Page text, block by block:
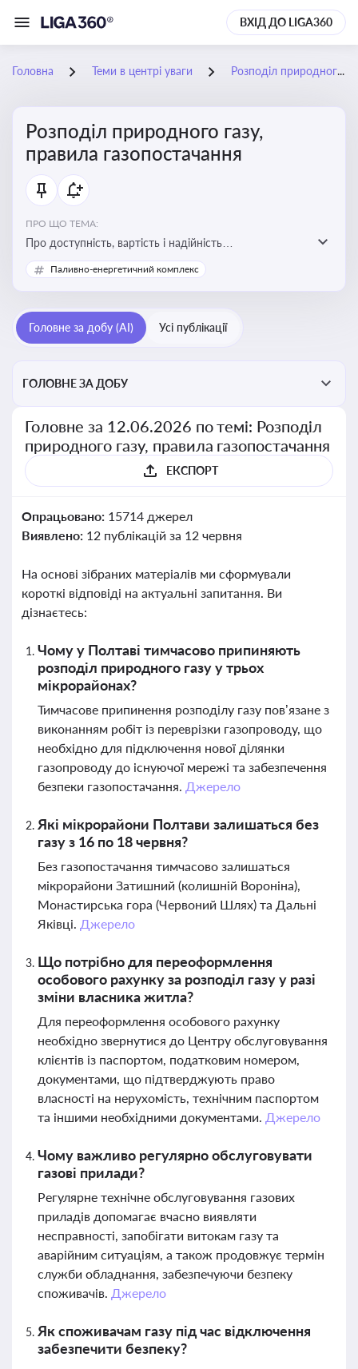
ВХІД ДО LIGA360
Головна Теми в центрі уваги Розподіл природного газу, правила газопостачання
Розподіл природного газу,
правила газопостачання
ПРО ЩО ТЕМА:
Про доступність, вартість і надійність
енергопостачання для бізнесу та вплив на економічну
стабільність
Паливно-енергетичний комплекс
Головне за добу (AI) Усі публікації
ГОЛОВНЕ ЗА ДОБУ
Головне за 12.06.2026 по темі: Розподіл
природного газу, правила газопостачання
ЕКСПОРТ
Опрацьовано: 15714 джерел
Виявлено: 12 публікацій за 12 червня
На основі зібраних матеріалів ми сформували
короткі відповіді на актуальні запитання. Ви
дізнаєтесь:
Чому у Полтаві тимчасово припиняють
розподіл природного газу у трьох
мікрорайонах?
Тимчасове припинення розподілу газу пов’язане з
виконанням робіт із переврізки газопроводу, що
необхідно для підключення нової ділянки
газопроводу до існуючої мережі та забезпечення
безпеки газопостачання. Джерело
Які мікрорайони Полтави залишаться без
газу з 16 по 18 червня?
Без газопостачання тимчасово залишаться
мікрорайони Затишний (колишній Вороніна),
Монастирська гора (Червоний Шлях) та Дальні
Яківці. Джерело
Що потрібно для переоформлення
особового рахунку за розподіл газу у разі
зміни власника житла?
Для переоформлення особового рахунку
необхідно звернутися до Центру обслуговування
клієнтів із паспортом, податковим номером,
документами, що підтверджують право
власності на нерухомість, технічним паспортом
та іншими необхідними документами. Джерело
Чому важливо регулярно обслуговувати
газові прилади?
Регулярне технічне обслуговування газових
приладів допомагає вчасно виявляти
несправності, запобігати витокам газу та
аварійним ситуаціям, а також продовжує термін
служби обладнання, забезпечуючи безпеку
споживачів. Джерело
Як споживачам газу під час відключення
забезпечити безпеку?